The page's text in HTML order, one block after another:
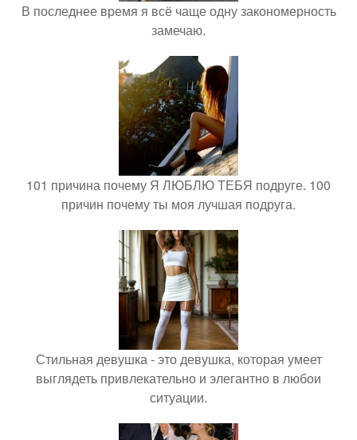
В последнее время я всё чаще одну закономерность
замечаю.
101 причина почему Я ЛЮБЛЮ ТЕБЯ подруге. 100
причин почему ты моя лучшая подруга.
Стильная девушка - это девушка, которая умеет
выглядеть привлекательно и элегантно в любои
ситуации.